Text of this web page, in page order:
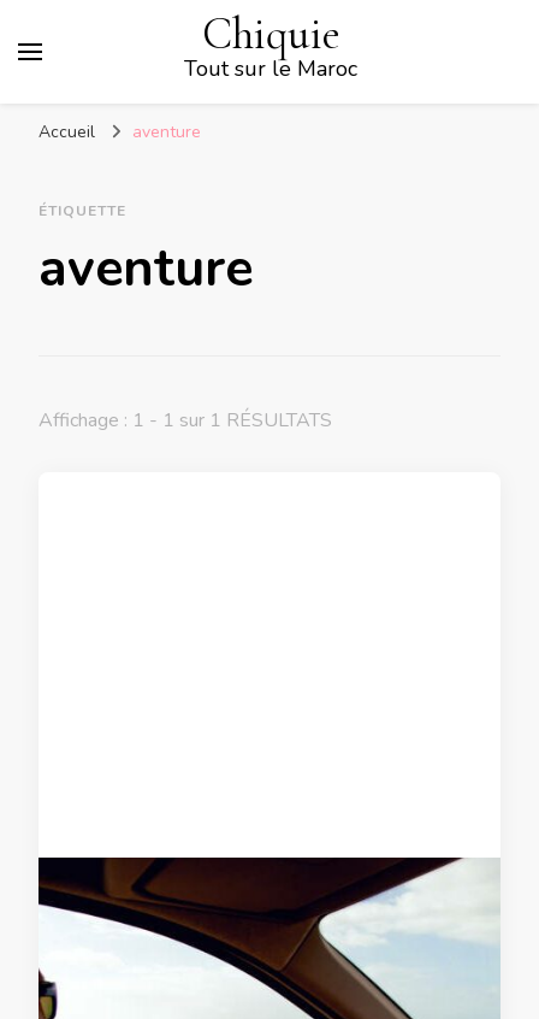
Chiquie
Tout sur le Maroc
Accueil aventure
ÉTIQUETTE
aventure
Affichage : 1 - 1 sur 1 RÉSULTATS